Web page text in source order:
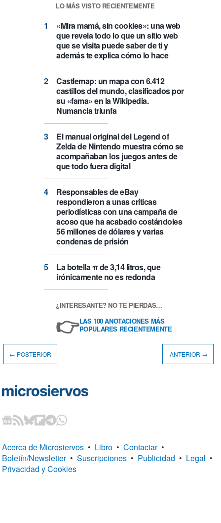
LO MÁS VISTO RECIENTEMENTE
«Mira mamá, sin cookies»: una web
que revela todo lo que un sitio web
que se visita puede saber de ti y
además te explica cómo lo hace
Castlemap: un mapa con 6.412
castillos del mundo, clasificados por
su «fama» en la Wikipedia.
Numancia triunfa
El manual original del Legend of
Zelda de Nintendo muestra cómo se
acompañaban los juegos antes de
que todo fuera digital
Responsables de eBay
respondieron a unas críticas
periodísticas con una campaña de
acoso que ha acabado costándoles
56 millones de dólares y varias
condenas de prisión
La botella π de 3,14 litros, que
irónicamente no es redonda
¿INTERESANTE? NO TE PIERDAS…
👉LAS 100 ANOTACIONES MÁS
POPULARES RECIENTEMENTE
← POSTERIOR ANTERIOR →
Acerca de Microsiervos • Libro • Contactar •
Boletín/Newsletter • Suscripciones • Publicidad • Legal •
Privacidad y Cookies